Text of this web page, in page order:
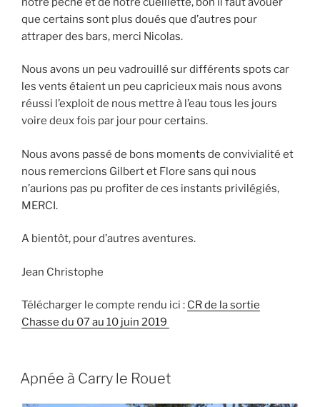
que certains sont plus doués que d’autres pour
attraper des bars, merci Nicolas.
Nous avons un peu vadrouillé sur différents spots car
les vents étaient un peu capricieux mais nous avons
réussi l’exploit de nous mettre à l’eau tous les jours
voire deux fois par jour pour certains.
Nous avons passé de bons moments de convivialité et
nous remercions Gilbert et Flore sans qui nous
n’aurions pas pu profiter de ces instants privilégiés,
MERCI.
A bientôt, pour d’autres aventures.
Jean Christophe
Télécharger le compte rendu ici : CR de la sortie
Chasse du 07 au 10 juin 2019
Apnée à Carry le Rouet